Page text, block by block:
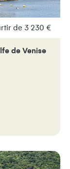
de 3 230 €
de Venise